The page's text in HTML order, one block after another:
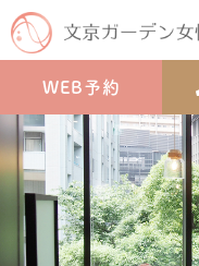
WEB予約